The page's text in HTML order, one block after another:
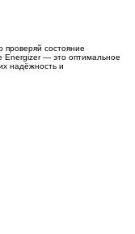
состояние
Energizer — это оптимальное
надёжность и